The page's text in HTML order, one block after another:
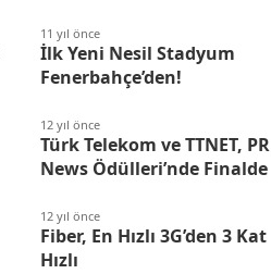
11 yıl önce
İlk Yeni Nesil Stadyum
Fenerbahçe’den!
12 yıl önce
Türk Telekom ve TTNET, PR
News Ödülleri’nde Finalde
12 yıl önce
Fiber, En Hızlı 3G’den 3 Kat
Hızlı